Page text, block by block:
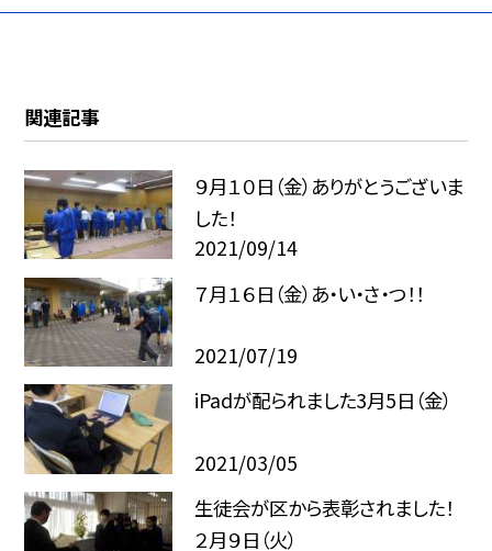
関連記事
９月１０日（金）ありがとうございま
した！
2021/09/14
７月１６日（金）あ・い・さ・つ！！
2021/07/19
iPadが配られました3月5日（金）
2021/03/05
生徒会が区から表彰されました！
２月９日（火）